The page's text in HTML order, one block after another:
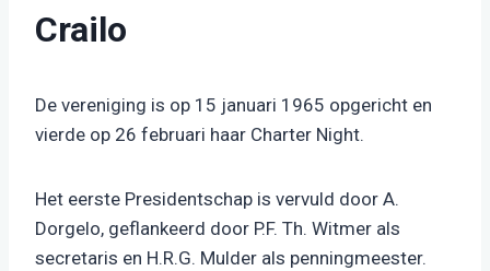
Crailo
De vereniging is op 15 januari 1965 opgericht en
vierde op 26 februari haar Charter Night.
Het eerste Presidentschap is vervuld door A.
Dorgelo, geflankeerd door P.F. Th. Witmer als
secretaris en H.R.G. Mulder als penningmeester.